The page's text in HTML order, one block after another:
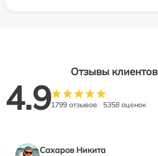
Отзывы клиентов
4.91799 отзывов 5358 оценок
Сахаров Никита